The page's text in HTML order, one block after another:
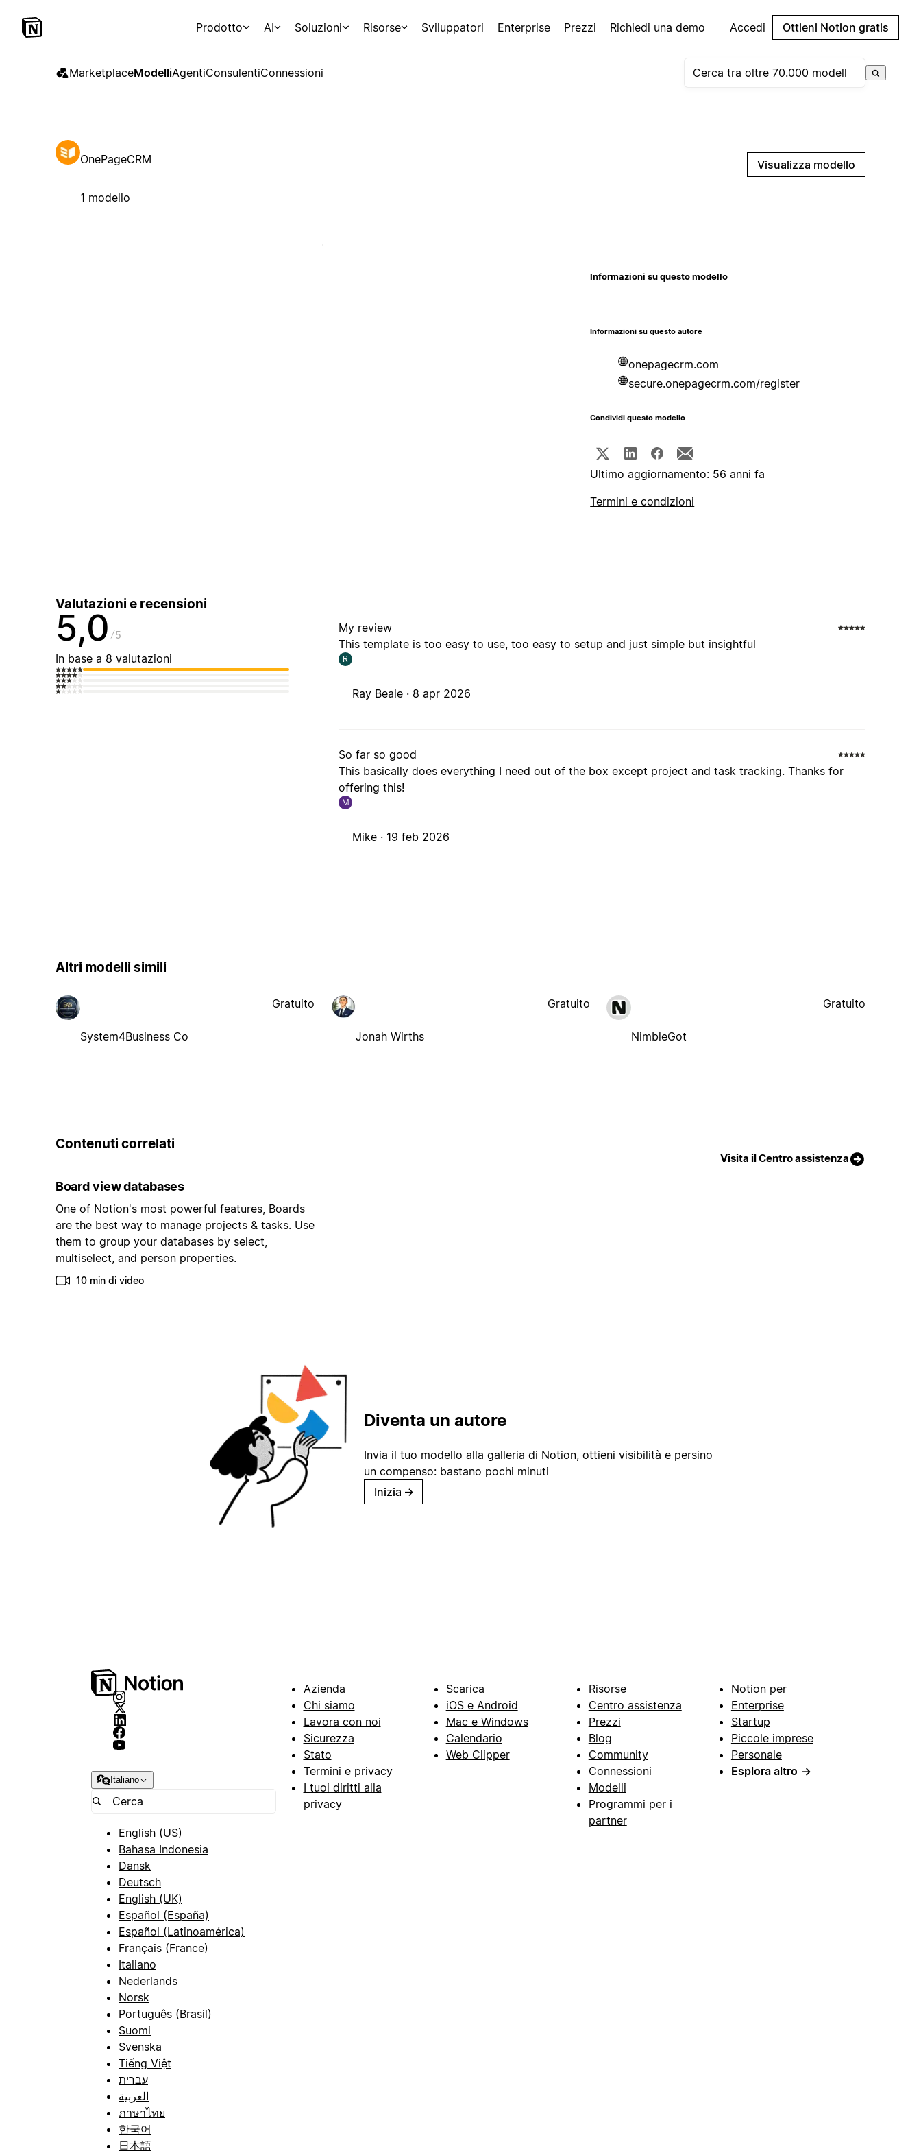
Prodotto AI Soluzioni Risorse Sviluppatori Enterprise Prezzi Richiedi una demo Accedi Ottieni Notion gratis
MarketplaceModelliAgentiConsulentiConnessioni
OnePageCRM
1 modello
Visualizza modello
Informazioni su questo modello
Informazioni su questo autore
onepagecrm.com
secure.onepagecrm.com/register
Condividi questo modello
Ultimo aggiornamento: 56 anni fa
Termini e condizioni
Valutazioni e recensioni
5,0 5
In base a 8 valutazioni
My review
This template is too easy to use, too easy to setup and just simple but insightful
R
Ray Beale · 8 apr 2026
So far so good
This basically does everything I need out of the box except project and task tracking. Thanks for
offering this!
M
Mike · 19 feb 2026
Altri modelli simili
System4Business Co
Gratuito
Jonah Wirths
Gratuito
NimbleGot
Gratuito
Contenuti correlati
Visita il Centro assistenza
Board view databases
One of Notion's most powerful features, Boards
are the best way to manage projects & tasks. Use
them to group your databases by select,
multiselect, and person properties.
10 min di video
Diventa un autore
Invia il tuo modello alla galleria di Notion, ottieni visibilità e persino
un compenso: bastano pochi minuti
Inizia →
Italiano
English (US)
Bahasa Indonesia
Dansk
Deutsch
English (UK)
Español (España)
Español (Latinoamérica)
Français (France)
Italiano
Nederlands
Norsk
Português (Brasil)
Suomi
Svenska
Tiếng Việt
עברית
العربية
ภาษาไทย
한국어
日本語
Azienda
Chi siamo
Lavora con noi
Sicurezza
Stato
Termini e privacy
I tuoi diritti alla
privacy
Scarica
iOS e Android
Mac e Windows
Calendario
Web Clipper
Risorse
Centro assistenza
Prezzi
Blog
Community
Connessioni
Modelli
Programmi per i
partner
Notion per
Enterprise
Startup
Piccole imprese
Personale
Esplora altro →